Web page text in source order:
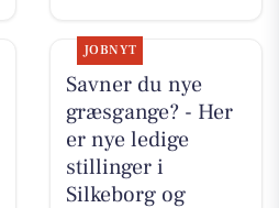
JOBNYT
Savner du nye
græsgange? - Her
er nye ledige
stillinger i
Silkeborg og